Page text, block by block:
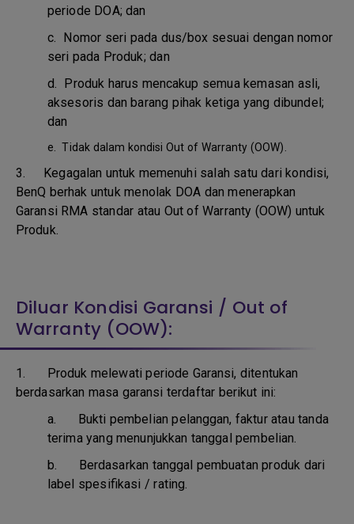
periode DOA; dan
c. Nomor seri pada dus/box sesuai dengan nomor
seri pada Produk; dan
d. Produk harus mencakup semua kemasan asli,
aksesoris dan barang pihak ketiga yang dibundel;
dan
e.Tidak dalam kondisi Out of Warranty (OOW).
3. Kegagalan untuk memenuhi salah satu dari kondisi,
BenQ berhak untuk menolak DOA dan menerapkan
Garansi RMA standar atau Out of Warranty (OOW) untuk
Produk.
Diluar Kondisi Garansi / Out of
Warranty (OOW):
1. Produk melewati periode Garansi, ditentukan
berdasarkan masa garansi terdaftar berikut ini:
a. Bukti pembelian pelanggan, faktur atau tanda
terima yang menunjukkan tanggal pembelian.
b. Berdasarkan tanggal pembuatan produk dari
label spesifikasi / rating.